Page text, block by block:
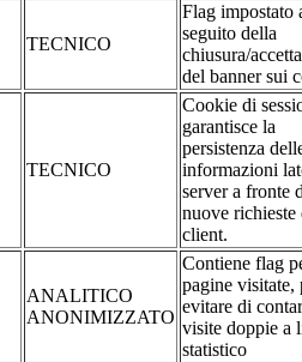
TECNICO
Flag impostato
seguito della
chiusura/
del banner sui
TECNICO
Cookie di
garantisce la
persistenza
informazioni
server a fronte
nuove richieste
client.
ANALITICO
ANONIMIZZATO
Contiene flag
pagine visitate,
evitare di
visite doppie a
statistico